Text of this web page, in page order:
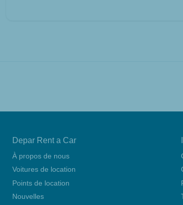
Depar Rent a Car
À propos de nous
Voitures de location
Points de location
Nouvelles